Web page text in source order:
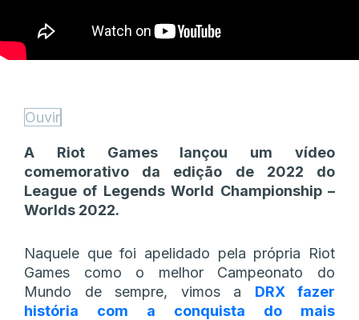
Ouvir
A Riot Games lançou um vídeo
comemorativo da edição de 2022 do
League of Legends World Championship –
Worlds 2022.
Naquele que foi apelidado pela própria Riot
Games como o melhor Campeonato do
Mundo de sempre, vimos a DRX fazer
história com a conquista do mais